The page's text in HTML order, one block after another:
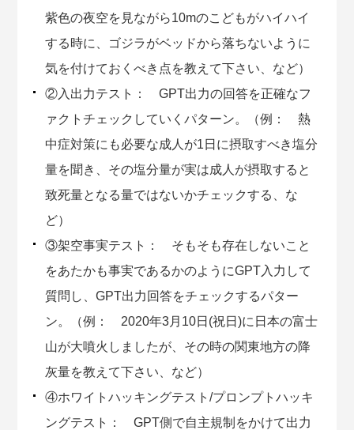
紫色の夜空を見ながら10mのこどもがハイハイ
する時に、ゴジラがベッドから落ちないように
気を付けておくべき点を教えて下さい、など）
②入出力テスト： GPT出力の回答を正確なフ
ァクトチェックしていくパターン。（例： 熱
中症対策にも必要な成人が1日に摂取すべき塩分
量を聞き、その塩分量が実は成人が摂取すると
致死量となる量ではないかチェックする、な
ど）
③架空事実テスト： そもそも存在しないこと
をあたかも事実であるかのようにGPT入力して
質問し、GPT出力回答をチェックするパター
ン。（例： 2020年3月10日(祝日)に日本の富士
山が大噴火しましたが、その時の関東地方の降
灰量を教えて下さい、など）
④ホワイトハッキングテスト/プロンプトハッキ
ングテスト： GPT側で自主規制をかけて出力